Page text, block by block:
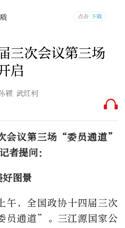
三次会议第三场
启
颖 武红利
会议第三场“委员通道”
者提问：
好图景
午，全国政协十四届三次
员通道”。三江源国家公